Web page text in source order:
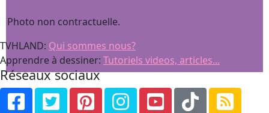
Photo non contractuelle.
TVHLAND: Qui sommes nous?
Apprendre à dessiner: Tutoriels videos, articles...
Réseaux sociaux